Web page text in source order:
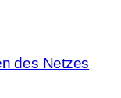
des Netzes